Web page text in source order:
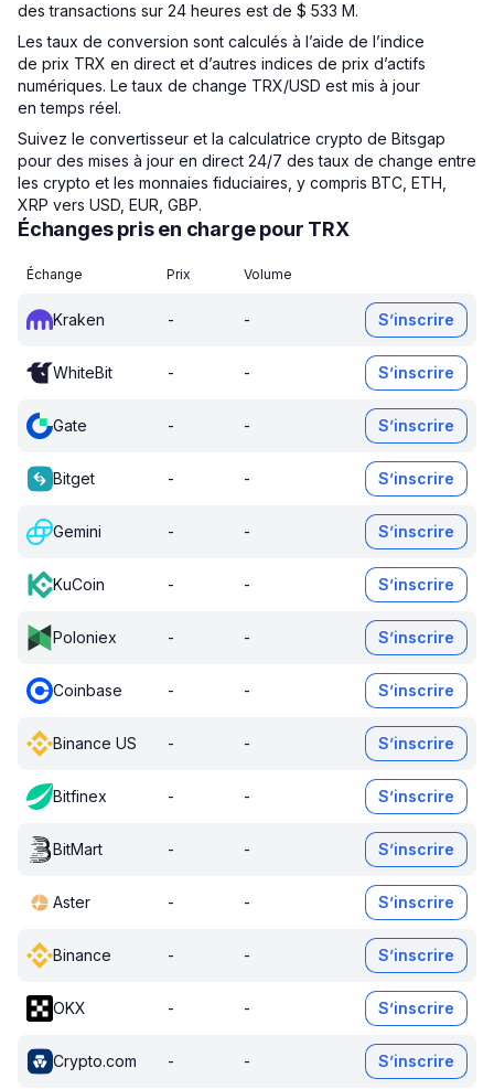
des transactions sur 24 heures est de $ 533 M.
Les taux de conversion sont calculés à l’aide de l’indice
de prix TRX en direct et d’autres indices de prix d’actifs
numériques. Le taux de change TRX/USD est mis à jour
en temps réel.
Suivez le convertisseur et la calculatrice crypto de Bitsgap
pour des mises à jour en direct 24/7 des taux de change entre
les crypto et les monnaies fiduciaires, y compris BTC, ETH,
XRP vers USD, EUR, GBP.
Échanges pris en charge pour TRX
Échange Prix Volume
Kraken - - S’inscrire
WhiteBit - - S’inscrire
Gate - - S’inscrire
Bitget - - S’inscrire
Gemini - - S’inscrire
KuCoin - - S’inscrire
Poloniex - - S’inscrire
Coinbase - - S’inscrire
Binance US - - S’inscrire
Bitfinex - - S’inscrire
BitMart - - S’inscrire
Aster - - S’inscrire
Binance - - S’inscrire
OKX - - S’inscrire
Crypto.com - - S’inscrire